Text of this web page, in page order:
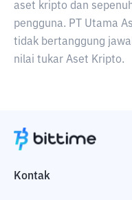
aset kripto dan
pengguna. PT Utama
tidak bertanggung
nilai tukar Aset Kripto.
Kontak